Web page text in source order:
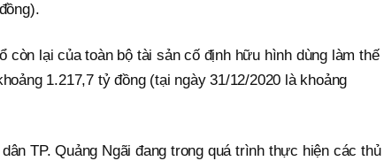
còn lại của toàn bộ tài sản cố định hữu hình dùng làm thế
1.217,7 tỷ đồng (tại ngày 31/12/2020 là khoảng
TP. Quảng Ngãi đang trong quá trình thực hiện các thủ